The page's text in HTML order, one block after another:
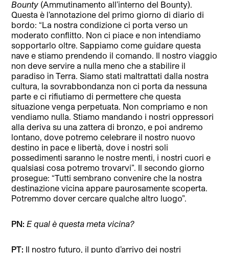
Bounty (Ammutinamento all’interno del Bounty).
Questa è l’annotazione del primo giorno di diario di
bordo: “La nostra condizione ci porta verso un
moderato conflitto. Non ci piace e non intendiamo
sopportarlo oltre. Sappiamo come guidare questa
nave e stiamo prendendo il comando. Il nostro viaggio
non deve servire a nulla meno che a stabilire il
paradiso in Terra. Siamo stati maltrattati dalla nostra
cultura, la sovrabbondanza non ci porta da nessuna
parte e ci rifiutiamo di permettere che questa
situazione venga perpetuata. Non compriamo e non
vendiamo nulla. Stiamo mandando i nostri oppressori
alla deriva su una zattera di bronzo, e poi andremo
lontano, dove potremo celebrare il nostro nuovo
destino in pace e libertà, dove i nostri soli
possedimenti saranno le nostre menti, i nostri cuori e
qualsiasi cosa potremo trovarvi”. Il secondo giorno
prosegue: “Tutti sembrano convenire che la nostra
destinazione vicina appare paurosamente scoperta.
Potremmo dover cercare qualche altro luogo”.
PN:E qual è questa meta vicina?
PT: Il nostro futuro, il punto d’arrivo dei nostri